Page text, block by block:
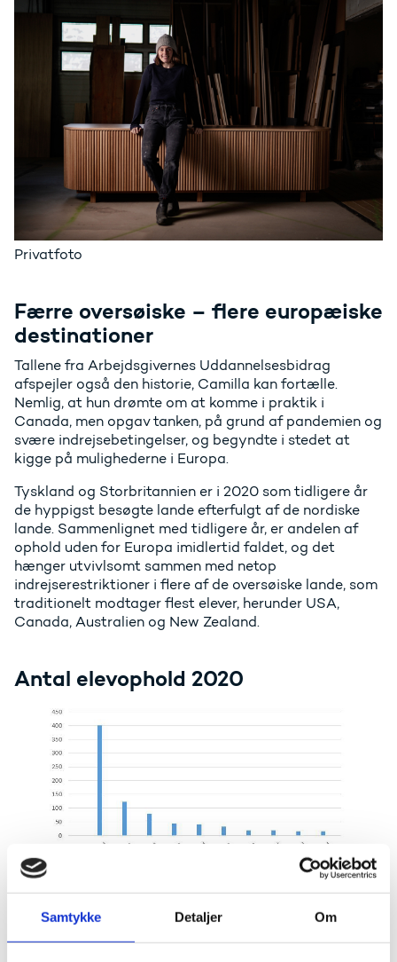
Samtykke Detaljer Om
Privatfoto
Færre oversøiske – flere europæiske
destinationer
Tallene fra Arbejdsgivernes Uddannelsesbidrag
afspejler også den historie, Camilla kan fortælle.
Nemlig, at hun drømte om at komme i praktik i
Canada, men opgav tanken, på grund af pandemien og
svære indrejsebetingelser, og begyndte i stedet at
kigge på mulighederne i Europa.
Tyskland og Storbritannien er i 2020 som tidligere år
de hyppigst besøgte lande efterfulgt af de nordiske
lande. Sammenlignet med tidligere år, er andelen af
ophold uden for Europa imidlertid faldet, og det
hænger utvivlsomt sammen med netop
indrejserestriktioner i flere af de oversøiske lande, som
traditionelt modtager flest elever, herunder USA,
Canada, Australien og New Zealand.
Antal elevophold 2020
Kilde:AUB
Flest elever i udlandspraktik inden